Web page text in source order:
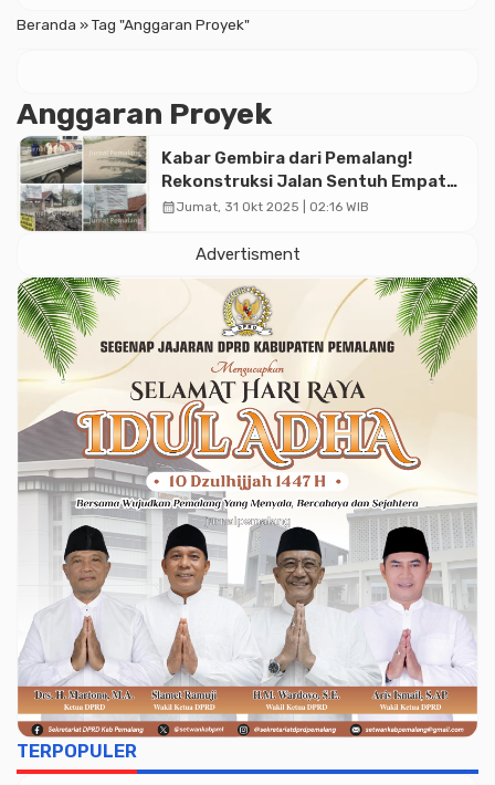
Beranda »Tag "Anggaran Proyek"
Anggaran Proyek
Kabar Gembira dari Pemalang!
Rekonstruksi Jalan Sentuh Empat
Titik Vital, Angkat Kualitas
Ekonomi Rakyat
calendar_monthJumat, 31 Okt 2025 | 02:16 WIB
Advertisment
TERPOPULER